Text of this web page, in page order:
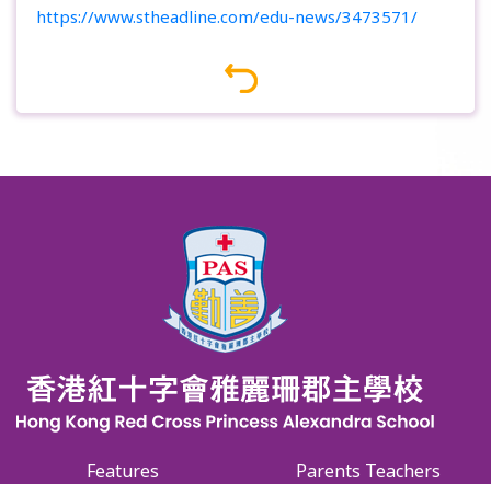
https://www.stheadline.com/edu-news/3473571/
Features Parents Teachers